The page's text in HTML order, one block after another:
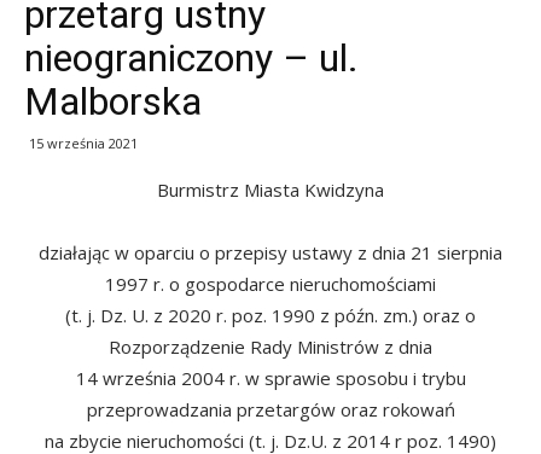
przetarg ustny
nieograniczony – ul.
Malborska
15 września 2021
Burmistrz Miasta Kwidzyna
działając w oparciu o przepisy ustawy z dnia 21 sierpnia
1997 r. o gospodarce nieruchomościami
(t. j. Dz. U. z 2020 r. poz. 1990 z późn. zm.) oraz o
Rozporządzenie Rady Ministrów z dnia
14 września 2004 r. w sprawie sposobu i trybu
przeprowadzania przetargów oraz rokowań
na zbycie nieruchomości (t. j. Dz.U. z 2014 r poz. 1490)